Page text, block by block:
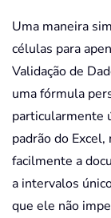
Uma maneira
células para
Validação de
uma fórmula
particularmente
padrão do
facilmente a
a intervalos
que ele não